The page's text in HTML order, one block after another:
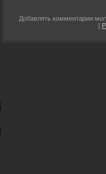
Добавлять комментарии
[